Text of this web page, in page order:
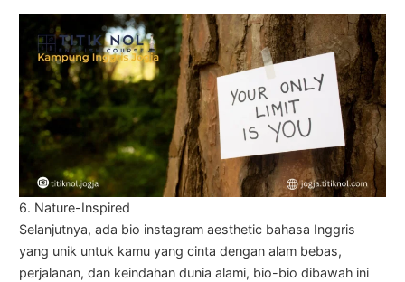
6. Nature-Inspired
Selanjutnya, ada bio instagram aesthetic bahasa Inggris
yang unik untuk kamu yang cinta dengan alam bebas,
perjalanan, dan keindahan dunia alami, bio-bio dibawah ini